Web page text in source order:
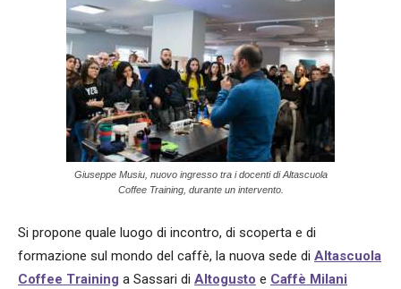
Giuseppe Musiu, nuovo ingresso tra i docenti di Altascuola
Coffee Training, durante un intervento.
Si propone quale luogo di incontro, di scoperta e di
formazione sul mondo del caffè, la nuova sede di Altascuola
Coffee Training a Sassari di Altogusto e Caffè Milani